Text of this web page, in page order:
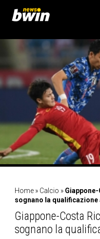
contenuto
Home » Calcio »
sognano la qualificazione
Giappone-Costa
sognano la